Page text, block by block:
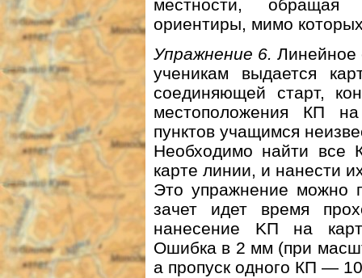
местности, обращая
ориентиры, мимо
Упражнение 6. Линейное
ученикам выдается
соединяющей старт,
местоположения КП
пунктов учащимся
Необходимо найти все
карте линии, и нанести
Это упражнение можно
зачет идет время
нанесение KП на
Ошибка в 2 мм (при
а пропуск одного КП —